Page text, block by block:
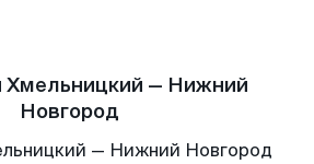
Хмельницкий — Нижний
Новгород
— Нижний Новгород